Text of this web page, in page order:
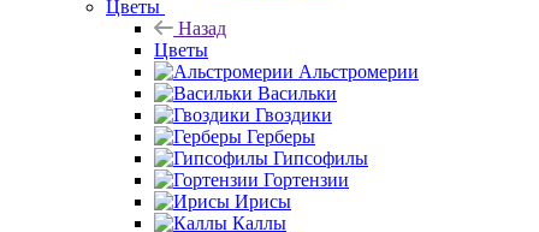
Цветы
Назад
Цветы
Альстромерии
Васильки
Гвоздики
Герберы
Гипсофилы
Гортензии
Ирисы
Каллы